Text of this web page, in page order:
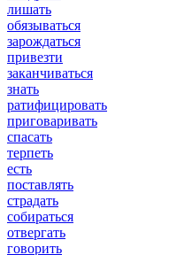
лишать
обязываться
зарождаться
привезти
заканчиваться
знать
ратифицировать
приговаривать
спасать
терпеть
есть
поставлять
страдать
собираться
отвергать
говорить